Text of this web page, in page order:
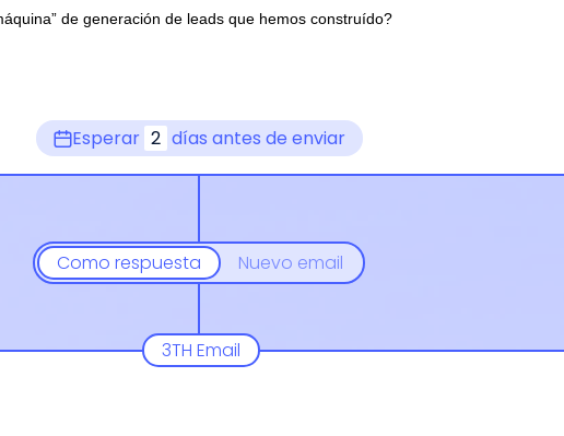
de generación de leads que hemos construído?
Esperar 2 días antes de enviar
Como respuesta Nuevo email
3TH Email